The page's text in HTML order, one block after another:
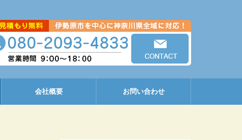
会社概要 お問い合わせ